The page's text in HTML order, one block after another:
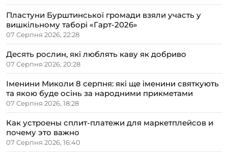
Пластуни Бурштинської громади взяли участь у
вишкільному таборі «Гарт-2026»
07 Серпня 2026, 22:28
Десять рослин, які люблять каву як добриво
07 Серпня 2026, 20:28
Іменини Миколи 8 серпня: які ще іменини святкують
та якою буде осінь за народними прикметами
07 Серпня 2026, 18:28
Как устроены сплит-платежи для маркетплейсов и
почему это важно
07 Серпня 2026, 16:40